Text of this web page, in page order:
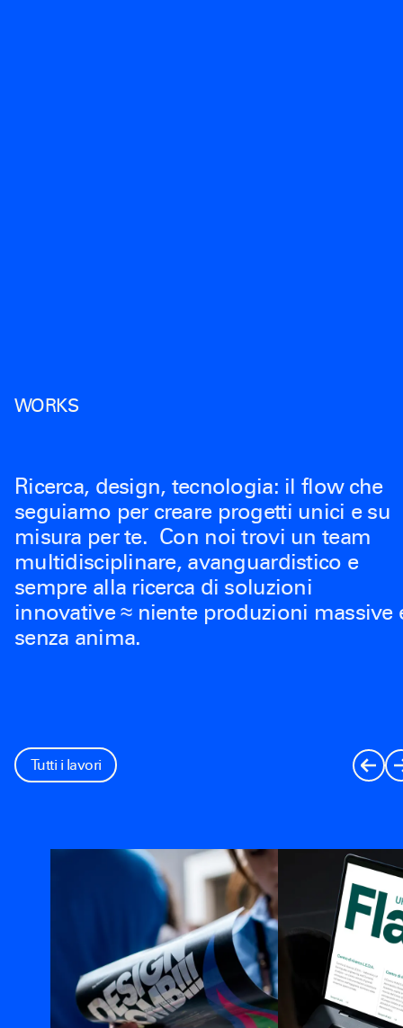
WORKS
Ricerca, design, tecnologia: il flow che
seguiamo per creare progetti unici e su
misura per te. Con noi trovi un team
multidisciplinare, avanguardistico e
sempre alla ricerca di soluzioni
innovative ≈ niente produzioni massive
senza anima.
Tutti i lavori